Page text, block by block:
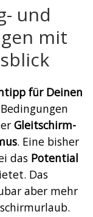
und
mit
für Deinen
Gleitschirm-
. Eine bisher
das Potential
Das
aber mehr